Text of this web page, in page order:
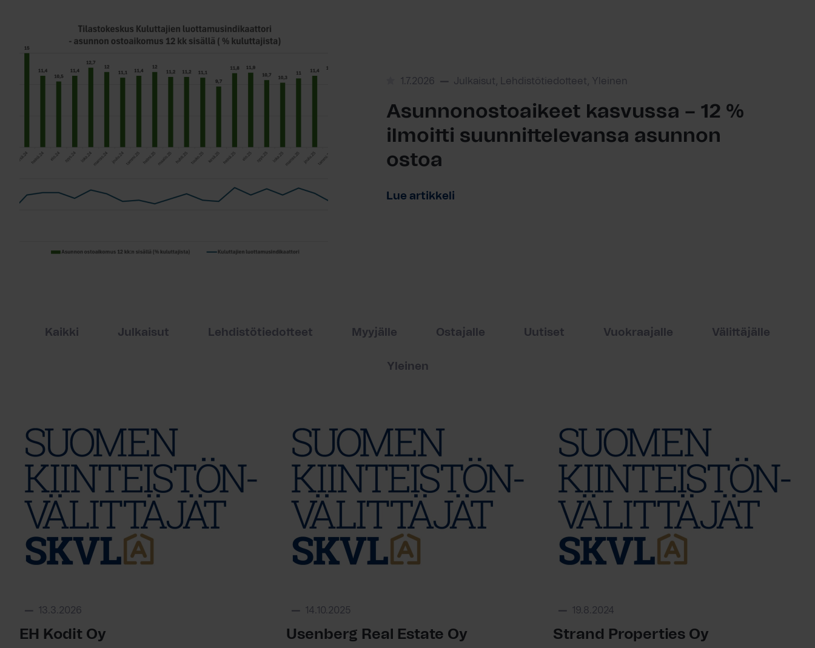
1.7.2026 Julkaisut, Lehdistötiedotteet, Yleinen
Asunnonostoaikeet kasvussa – 12 %
ilmoitti suunnittelevansa asunnon
ostoa
Lue artikkeli
Kaikki Julkaisut Lehdistötiedotteet Myyjälle Ostajalle Uutiset Vuokraajalle Välittäjälle
Yleinen
13.3.2026
EH Kodit Oy
14.10.2025
Usenberg Real Estate Oy
19.8.2024
Strand Properties Oy